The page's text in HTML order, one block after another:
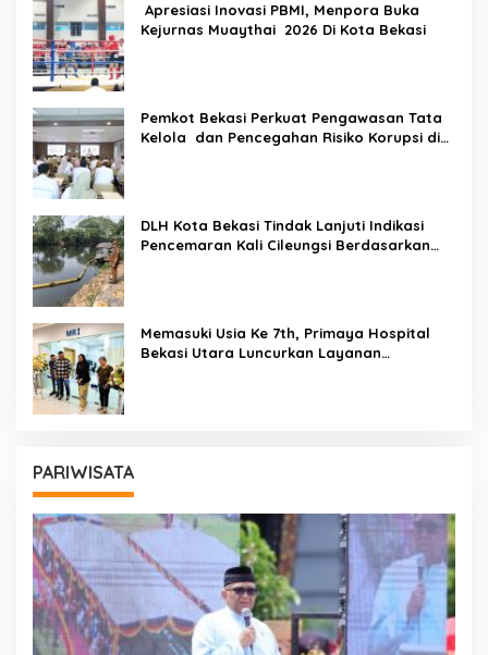
Apresiasi Inovasi PBMI, Menpora Buka
Kejurnas Muaythai 2026 Di Kota Bekasi
Pemkot Bekasi Perkuat Pengawasan Tata
Kelola dan Pencegahan Risiko Korupsi di
DLH Kota Bekasi Tindak Lanjuti Indikasi
Pencemaran Kali Cileungsi Berdasarkan
Memasuki Usia Ke 7th, Primaya Hospital
Bekasi Utara Luncurkan Layanan
PARIWISATA